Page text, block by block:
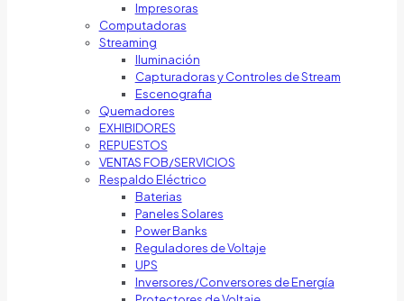
Impresoras
Computadoras
Streaming
Iluminación
Capturadoras y Controles de Stream
Escenografia
Quemadores
EXHIBIDORES
REPUESTOS
VENTAS FOB/SERVICIOS
Respaldo Eléctrico
Baterias
Paneles Solares
Power Banks
Reguladores de Voltaje
UPS
Inversores/Conversores de Energía